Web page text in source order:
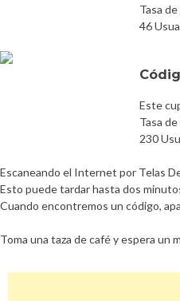
Tasa
46
Este
Tasa
230
Escaneando el Internet por Telas
Esto puede tardar hasta dos
Cuando encontremos un código,
Toma una taza de café y espera un